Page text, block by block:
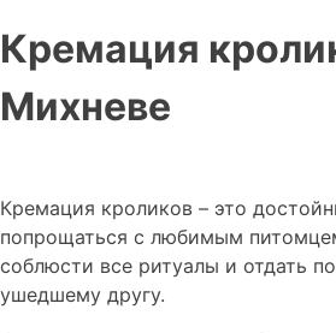
Кремация
Михневе
Кремация кроликов – это
попрощаться с любимым
соблюсти все ритуалы и отдать
ушедшему другу.